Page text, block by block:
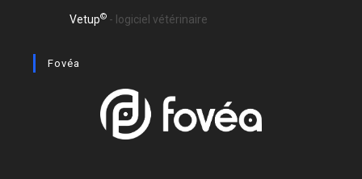
Vetup© - logiciel vétérinaire
Fovéa